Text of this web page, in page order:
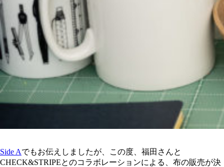
Side Aでもお伝えしましたが、この度、福田さんと
CHECK&STRIPEとのコラボレーションによる、布の販売が決